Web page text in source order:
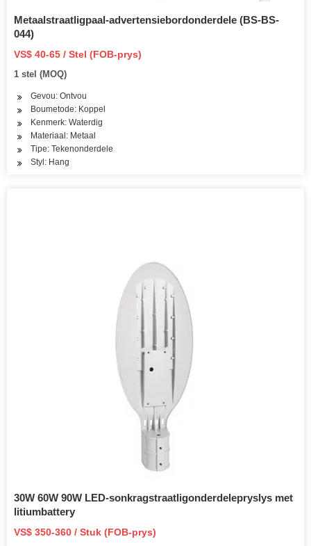
Metaalstraatligpaal-advertensiebordonderdele (BS-BS-
044)
VS$ 40-65 / Stel (FOB-prys)
1 stel (MOQ)
Gevou: Ontvou
Boumetode: Koppel
Kenmerk: Waterdig
Materiaal: Metaal
Tipe: Tekenonderdele
Styl: Hang
30W 60W 90W LED-sonkragstraatligonderdelepryslys met
litiumbattery
VS$ 350-360 / Stuk (FOB-prys)